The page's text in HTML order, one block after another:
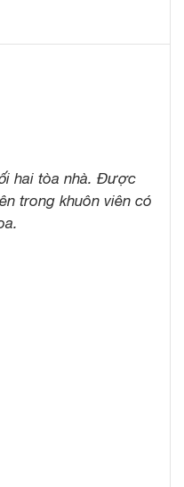
hai tòa nhà. Được
trong khuôn viên có